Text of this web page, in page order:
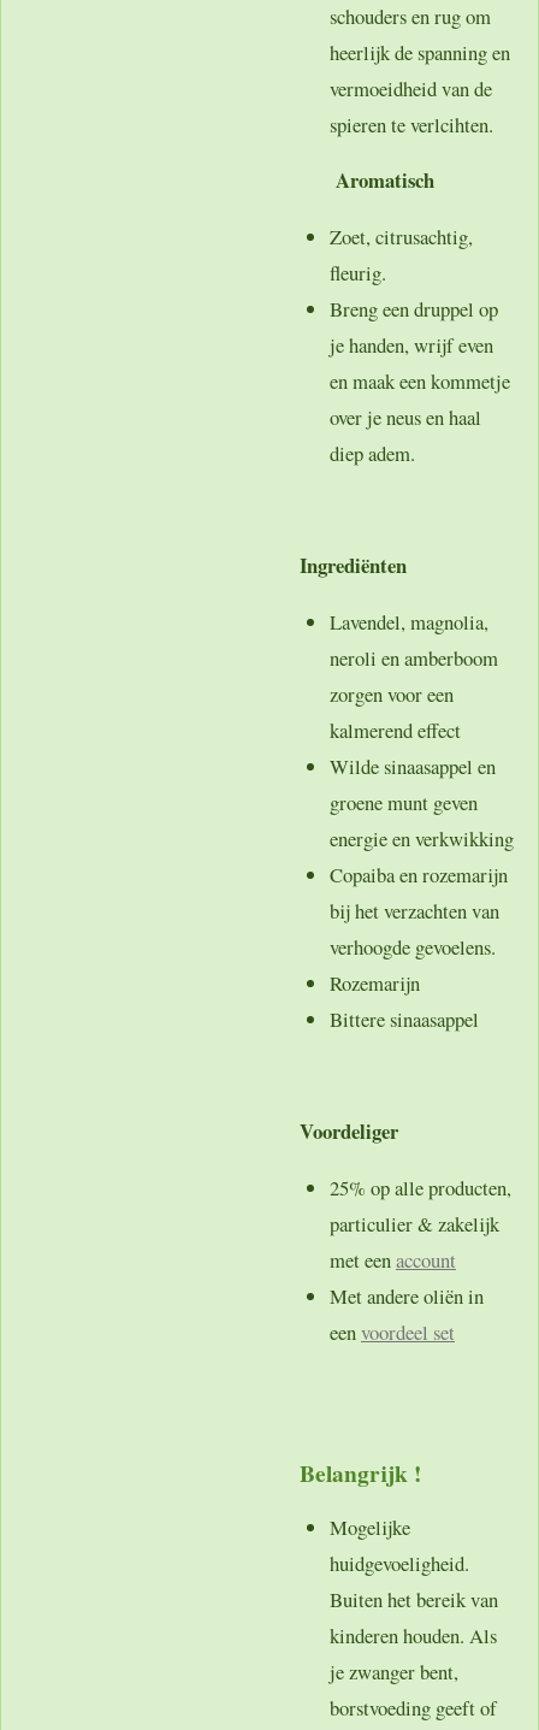
schouders en rug om
heerlijk de spanning en
vermoeidheid van de
spieren te verlcihten.
Aromatisch
Zoet, citrusachtig,
fleurig.
Breng een druppel op
je handen, wrijf even
en maak een kommetje
over je neus en haal
diep adem.
Ingrediënten
Lavendel, magnolia,
neroli en amberboom
zorgen voor een
kalmerend effect
Wilde sinaasappel en
groene munt geven
energie en verkwikking
Copaiba en rozemarijn
bij het verzachten van
verhoogde gevoelens.
Rozemarijn
Bittere sinaasappel
Voordeliger
25% op alle producten,
particulier & zakelijk
met eenaccount
Met andere oliën in
eenvoordeel set
Belangrijk !
Mogelijke
huidgevoeligheid.
Buiten het bereik van
kinderen houden. Als
je zwanger bent,
borstvoeding geeft of